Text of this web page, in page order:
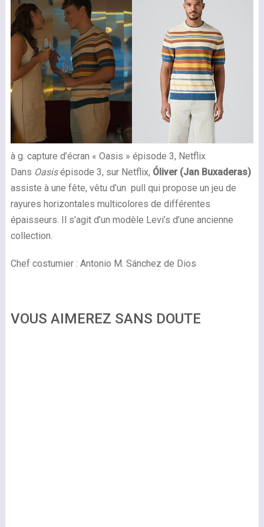
à g. capture d’écran « Oasis » épisode 3, Netflix
Dans Oasisépisode 3, sur Netflix, Óliver (Jan Buxaderas)
assiste à une fête, vêtu d’un pull qui propose un jeu de
rayures horizontales multicolores de différentes
épaisseurs. Il s’agit d’un modèle Levi’s d’une ancienne
collection.
Chef costumier : Antonio M. Sánchez de Dios
VOUS AIMEREZ SANS DOUTE